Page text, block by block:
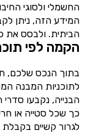
החשמלי ולסוגי
המידע הזה, ניתן
הביתית. ולבסס
הקמה לפי
בתוך הנכס שלכם,
לתוכניות המבנה
הבנייה, נקבעו
כך שכל סטייה או
לגרור קשיים